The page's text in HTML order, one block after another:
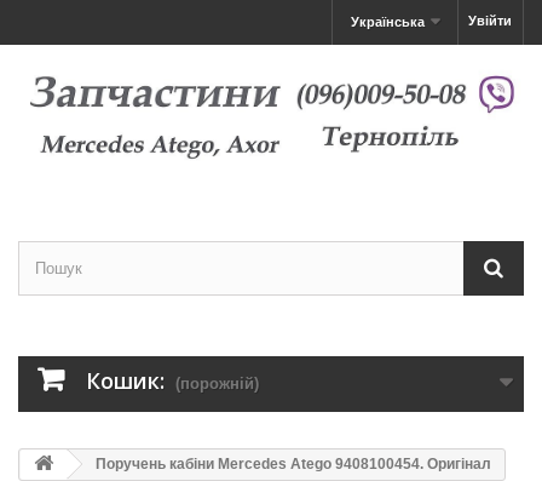
Увійти
Українська
Кошик: (порожній)
Поручень кабіни Mercedes Atego 9408100454. Оригінал